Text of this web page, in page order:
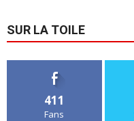
SUR LA TOILE
411
Fans